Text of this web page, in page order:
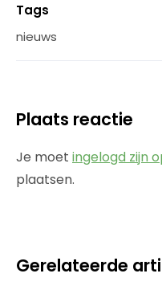
Tags
nieuws
Plaats reactie
Je moet ingelogd zijn
plaatsen.
Gerelateerde